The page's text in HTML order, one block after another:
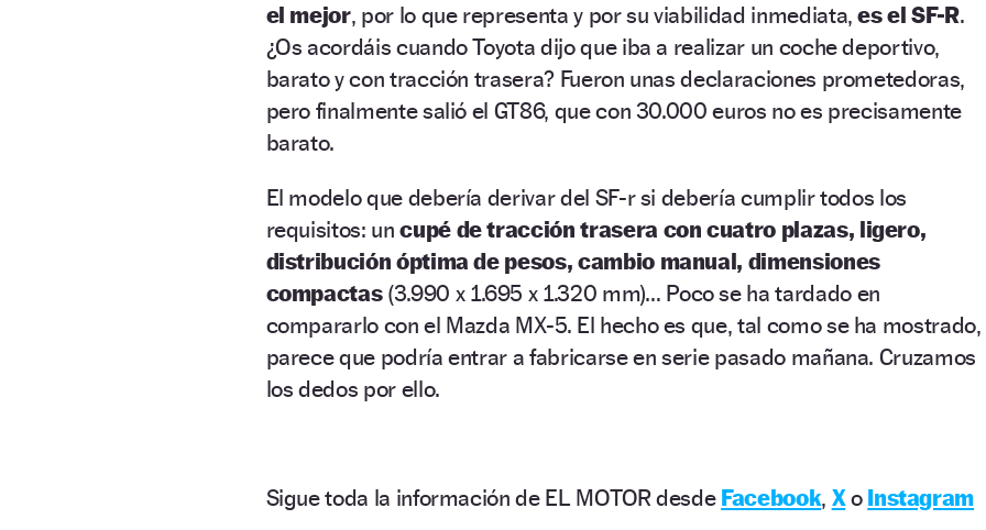
el mejor, por lo que representa y por su viabilidad inmediata,es el SF-R.
¿Os acordáis cuando Toyota dijo que iba a realizar un coche deportivo,
barato y con tracción trasera? Fueron unas declaraciones prometedoras,
pero finalmente salió el GT86, que con 30.000 euros no es precisamente
barato.
El modelo que debería derivar del SF-r si debería cumplir todos los
requisitos: uncupé de tracción trasera con cuatro plazas, ligero,
distribución óptima de pesos, cambio manual, dimensiones
compactas(3.990 x 1.695 x 1.320 mm)… Poco se ha tardado en
compararlo con el Mazda MX-5. El hecho es que, tal como se ha mostrado,
parece que podría entrar a fabricarse en serie pasado mañana. Cruzamos
los dedos por ello.
Sigue toda la información de EL MOTOR desde Facebook, Xo Instagram